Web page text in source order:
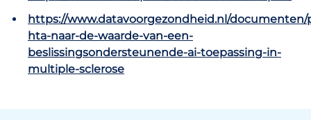
https://www.datavoorgezondheid.nl/documenten/
hta-naar-de-waarde-van-een-
beslissingsondersteunende-ai-toepassing-in-
multiple-sclerose